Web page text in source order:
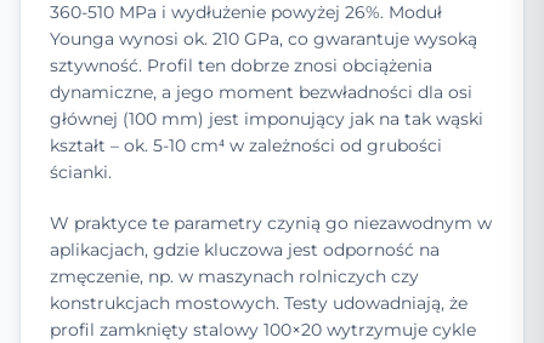
360-510 MPa i wydłużenie powyżej 26%. Moduł
Younga wynosi ok. 210 GPa, co gwarantuje wysoką
sztywność. Profil ten dobrze znosi obciążenia
dynamiczne, a jego moment bezwładności dla osi
głównej (100 mm) jest imponujący jak na tak wąski
kształt – ok. 5-10 cm⁴ w zależności od grubości
ścianki.
W praktyce te parametry czynią go niezawodnym w
aplikacjach, gdzie kluczowa jest odporność na
zmęczenie, np. w maszynach rolniczych czy
konstrukcjach mostowych. Testy udowadniają, że
profil zamknięty stalowy 100×20 wytrzymuje cykle